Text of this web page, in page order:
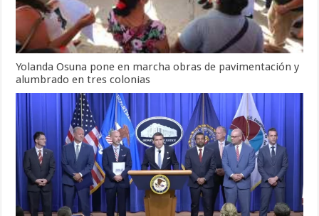
Yolanda Osuna pone en marcha obras de pavimentación y
alumbrado en tres colonias